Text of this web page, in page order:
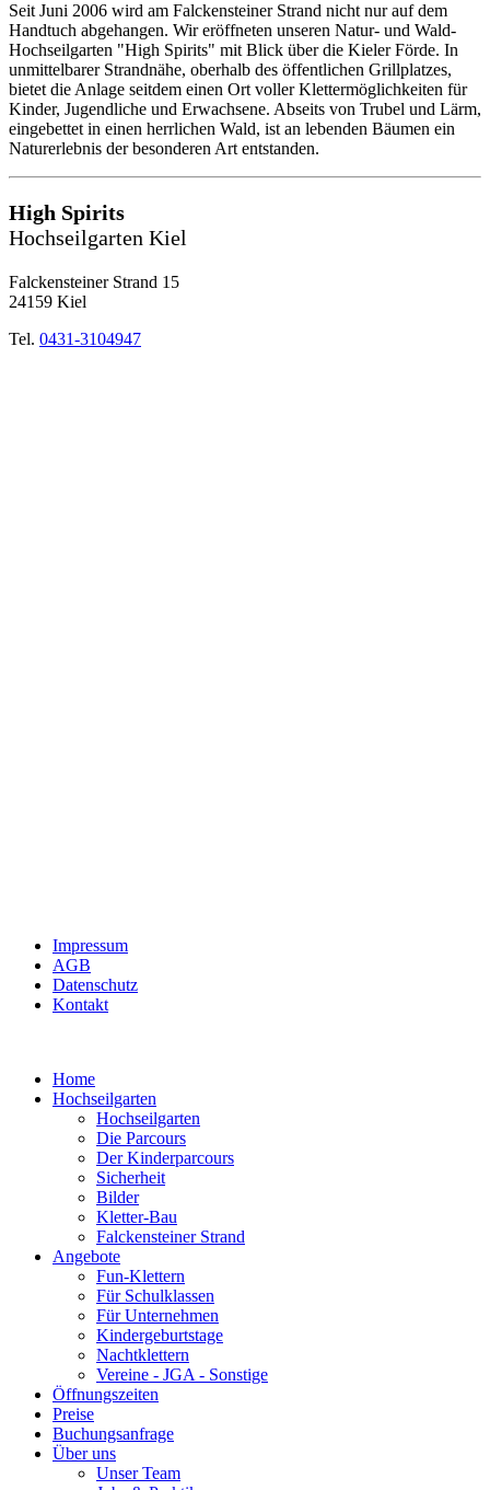
Seit Juni 2006 wird am Falckensteiner Strand nicht nur auf dem
Handtuch abgehangen. Wir eröffneten unseren Natur- und Wald-
Hochseilgarten "High Spirits" mit Blick über die Kieler Förde. In
unmittelbarer Strandnähe, oberhalb des öffentlichen Grillplatzes,
bietet die Anlage seitdem einen Ort voller Klettermöglichkeiten für
Kinder, Jugendliche und Erwachsene. Abseits von Trubel und Lärm,
eingebettet in einen herrlichen Wald, ist an lebenden Bäumen ein
Naturerlebnis der besonderen Art entstanden.
High Spirits
Hochseilgarten Kiel
Falckensteiner Strand 15
24159 Kiel
Tel. 0431-3104947
Impressum
AGB
Datenschutz
Kontakt
Home
Hochseilgarten
Hochseilgarten
Die Parcours
Der Kinderparcours
Sicherheit
Bilder
Kletter-Bau
Falckensteiner Strand
Angebote
Fun-Klettern
Für Schulklassen
Für Unternehmen
Kindergeburtstage
Nachtklettern
Vereine - JGA - Sonstige
Öffnungszeiten
Preise
Buchungsanfrage
Über uns
Unser Team